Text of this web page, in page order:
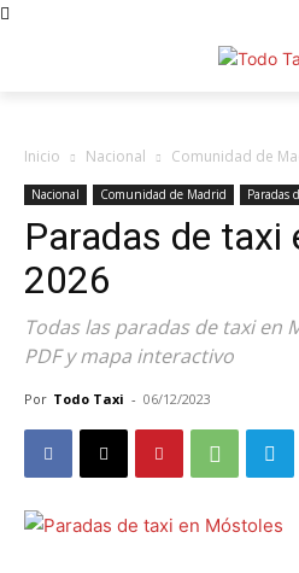
Inicio Nacional Comunidad de
Nacional Comunidad de Madrid Paradas
Paradas de taxi
2026
Todas las paradas de taxi en
PDF y mapa interactivo
Por Todo Taxi - 06/12/2023